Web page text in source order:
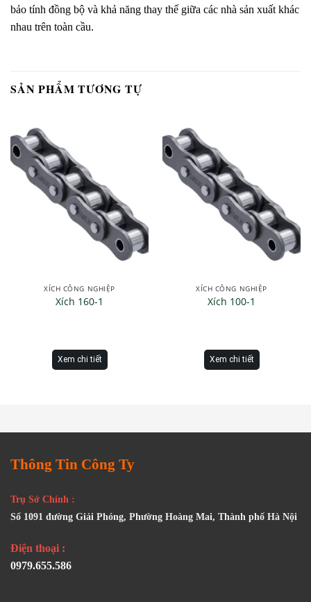
bảo tính đồng bộ và khả năng thay thế giữa các nhà sản xuất khác
nhau trên toàn cầu.
SẢN PHẨM TƯƠNG TỰ
XÍCH CÔNG NGHIỆP
Xích 160-1
Xem chi tiết
XÍCH CÔNG NGHIỆP
Xích 100-1
Xem chi tiết
Thông Tin Công Ty
Trụ Sở Chính :
Số 1091 đường Giải Phóng, Phường Hoàng Mai, Thành phố Hà Nội
Điện thoại :
0979.655.586